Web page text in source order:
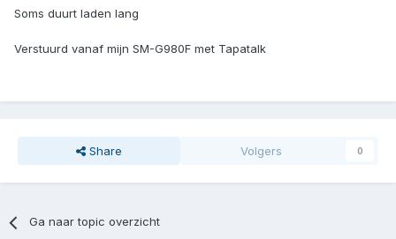
Soms duurt laden lang
Verstuurd vanaf mijn SM-G980F met Tapatalk
Share Volgers 0
Ga naar topic overzicht